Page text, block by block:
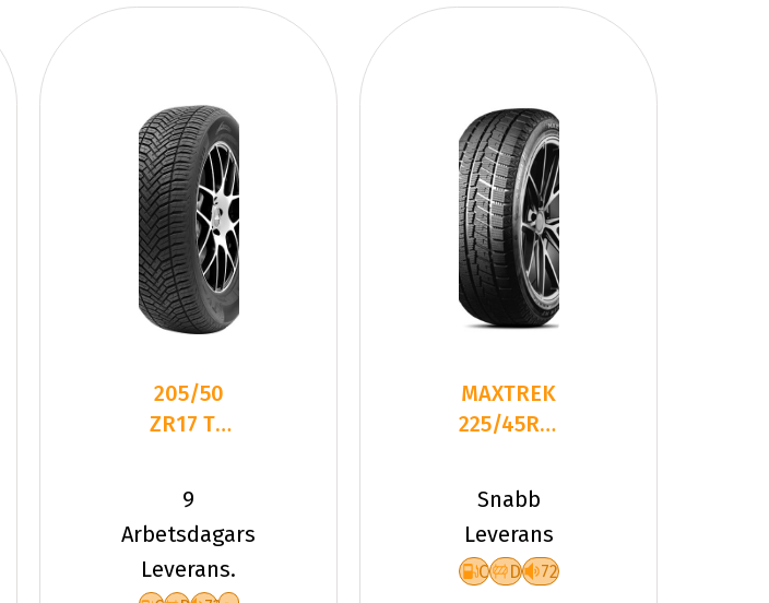
205/50
ZR17 TL
ALLSEASON
6 XL
9
Arbetsdagars
Leverans.
MAXTREK
225/45R17
M7 PLUS
XL
Snabb
Leverans
C D 72